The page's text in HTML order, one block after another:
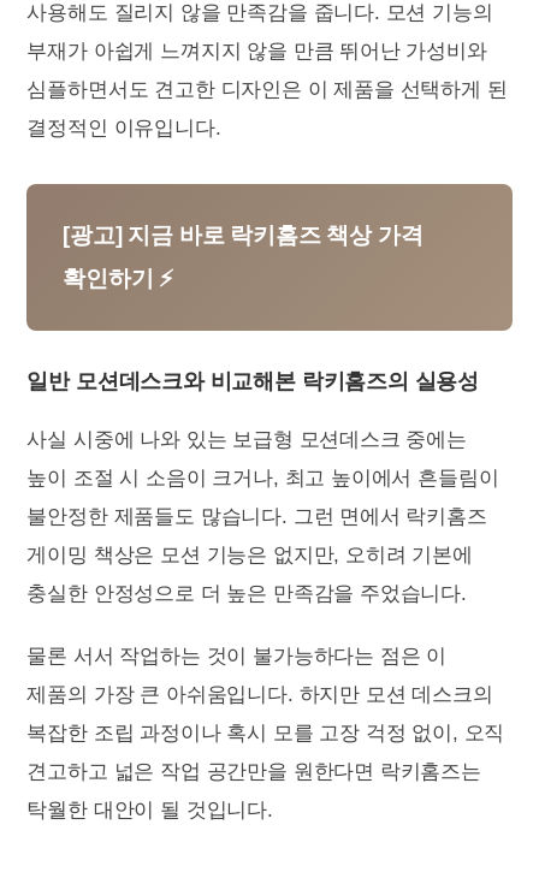
사용해도 질리지 않을 만족감을 줍니다. 모션 기능의
부재가 아쉽게 느껴지지 않을 만큼 뛰어난 가성비와
심플하면서도 견고한 디자인은 이 제품을 선택하게 된
결정적인 이유입니다.
[광고] 지금 바로 락키홈즈 책상 가격
확인하기 ⚡
일반 모션데스크와 비교해본 락키홈즈의 실용성
사실 시중에 나와 있는 보급형 모션데스크 중에는
높이 조절 시 소음이 크거나, 최고 높이에서 흔들림이
불안정한 제품들도 많습니다. 그런 면에서 락키홈즈
게이밍 책상은 모션 기능은 없지만, 오히려 기본에
충실한 안정성으로 더 높은 만족감을 주었습니다.
물론 서서 작업하는 것이 불가능하다는 점은 이
제품의 가장 큰 아쉬움입니다. 하지만 모션 데스크의
복잡한 조립 과정이나 혹시 모를 고장 걱정 없이, 오직
견고하고 넓은 작업 공간만을 원한다면 락키홈즈는
탁월한 대안이 될 것입니다.